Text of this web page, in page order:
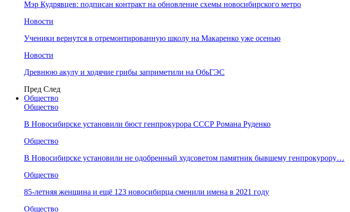
Мэр Кудрявцев: подписан контракт на обновление схемы новосибирского метро
Новости
Ученики вернутся в отремонтированную школу на Макаренко уже осенью
Новости
Древнюю акулу и ходячие грибы заприметили на ОбьГЭС
Пред След
Общество
Общество
В Новосибирске установили бюст генпрокурора СССР Романа Руденко
Общество
В Новосибирске установили не одобренный худсоветом памятник бывшему генпрокурору…
Общество
85-летняя женщина и ещё 123 новосибирца сменили имена в 2021 году
Общество